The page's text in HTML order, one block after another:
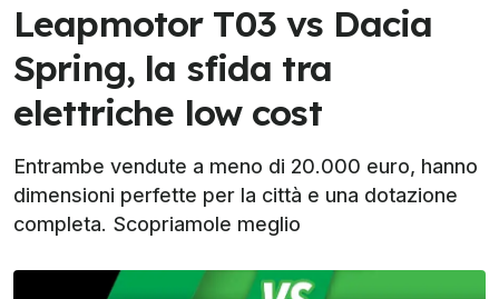
Leapmotor T03 vs Dacia
Spring, la sfida tra
elettriche low cost
Entrambe vendute a meno di 20.000 euro, hanno
dimensioni perfette per la città e una dotazione
completa. Scopriamole meglio